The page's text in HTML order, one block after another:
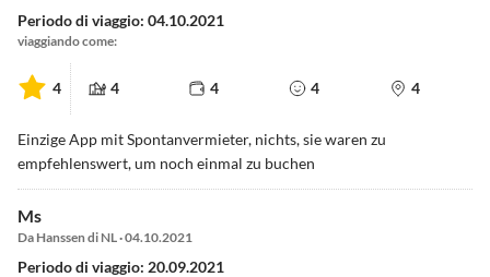
Periodo di viaggio: 04.10.2021
viaggiando come:
4 4 4 4 4
Einzige App mit Spontanvermieter, nichts, sie waren zu
empfehlenswert, um noch einmal zu buchen
Ms
Da Hanssen di NL · 04.10.2021
Periodo di viaggio: 20.09.2021